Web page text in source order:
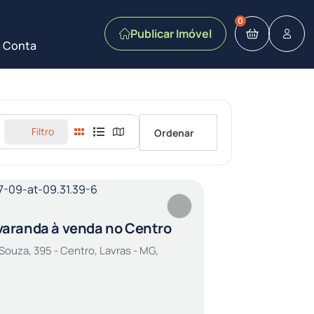
Conta
Publicar Imóvel
0
Filtro Ordenar
à venda no Centro
395 - Centro, Lavras - MG,